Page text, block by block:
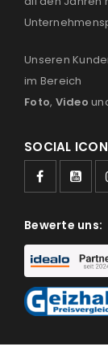
Unseren
im Bereich
Foto, Video
SOCIAL
Bewerte uns: